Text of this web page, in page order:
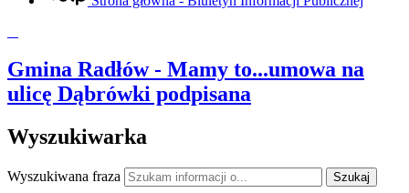
Gmina Radłów- Mamy to...umowa na
ulicę Dąbrówki podpisana
Wyszukiwarka
Wyszukiwana fraza Szukaj